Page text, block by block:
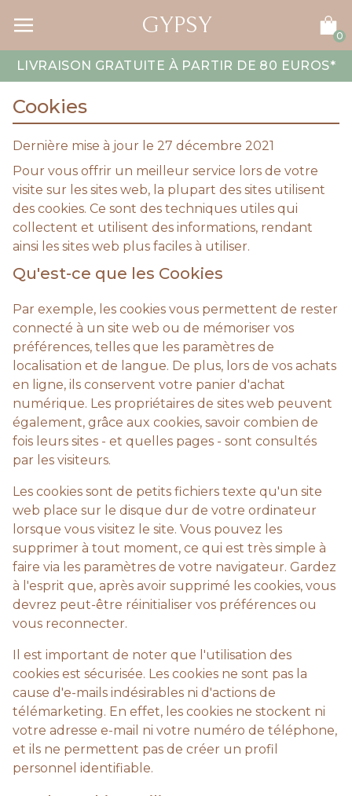
GYPSY 0
LIVRAISON GRATUITE À PARTIR DE 80 EUROS*
Cookies
Dernière mise à jour le 27 décembre 2021
Pour vous offrir un meilleur service lors de votre
visite sur les sites web, la plupart des sites utilisent
des cookies. Ce sont des techniques utiles qui
collectent et utilisent des informations, rendant
ainsi les sites web plus faciles à utiliser.
Qu'est-ce que les Cookies
Par exemple, les cookies vous permettent de rester
connecté à un site web ou de mémoriser vos
préférences, telles que les paramètres de
localisation et de langue. De plus, lors de vos achats
en ligne, ils conservent votre panier d'achat
numérique. Les propriétaires de sites web peuvent
également, grâce aux cookies, savoir combien de
fois leurs sites - et quelles pages - sont consultés
par les visiteurs.
Les cookies sont de petits fichiers texte qu'un site
web place sur le disque dur de votre ordinateur
lorsque vous visitez le site. Vous pouvez les
supprimer à tout moment, ce qui est très simple à
faire via les paramètres de votre navigateur. Gardez
à l'esprit que, après avoir supprimé les cookies, vous
devrez peut-être réinitialiser vos préférences ou
vous reconnecter.
Il est important de noter que l'utilisation des
cookies est sécurisée. Les cookies ne sont pas la
cause d'e-mails indésirables ni d'actions de
télémarketing. En effet, les cookies ne stockent ni
votre adresse e-mail ni votre numéro de téléphone,
et ils ne permettent pas de créer un profil
personnel identifiable.